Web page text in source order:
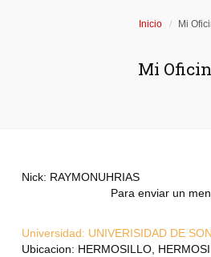
Inicio Mi
Mi
Nick: RAYMONUHRIAS
Para enviar un
Universidad: UNIVERISIDAD DE
Ubicacion: HERMOSILLO,